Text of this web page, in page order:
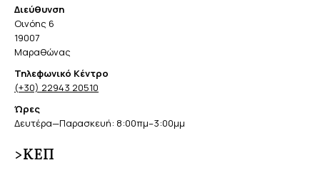
Διεύθυνση
Οινόης 6
19007
Μαραθώνας
Τηλεφωνικό Κέντρο
(+30) 22943 20510
Ώρες
Δευτέρα—Παρασκευή: 8:00πμ–3:00μμ
>ΚΕΠ